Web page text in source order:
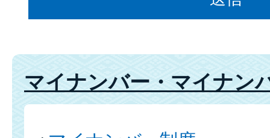
マイナンバー・マイナン